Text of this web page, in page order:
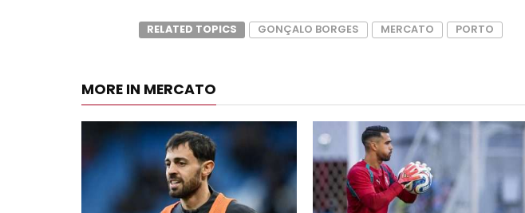
RELATED TOPICS GONÇALO BORGES MERCATO PORTO
MORE IN MERCATO